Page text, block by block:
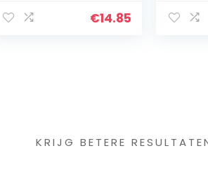
15 ml
€14.85
KRIJG BETERE